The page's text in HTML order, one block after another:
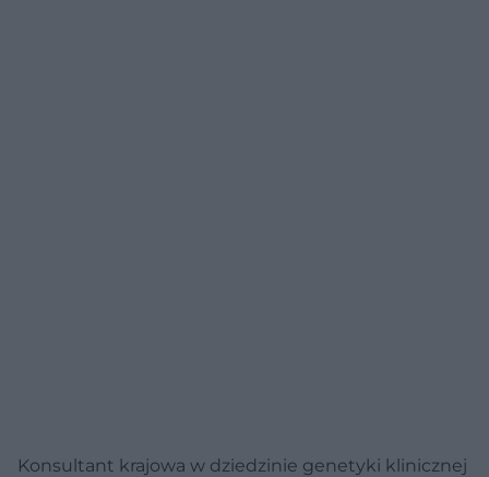
Konsultant krajowa w dziedzinie genetyki klinicznej